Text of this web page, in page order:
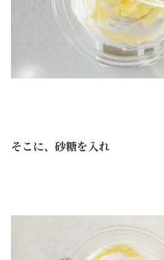
そこに、砂糖を入れ